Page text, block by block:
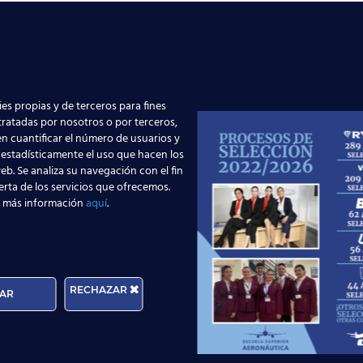
of your employment due, study time and other activities
and a willingness to work in a diverse
service or as cabin crew is an advantage.
complete different tests/questions, to start with
offer you a competitive salary and other benefits
propias y de terceros para fines
por nosotros o por terceros,
cuantificar el número de usuarios y
el uso que hacen los
Se analiza su navegación con el fin
de los servicios que ofrecemos.
informaciónaquí.
RECHAZAR